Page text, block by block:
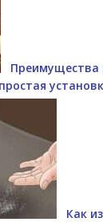
Преимущества
Как